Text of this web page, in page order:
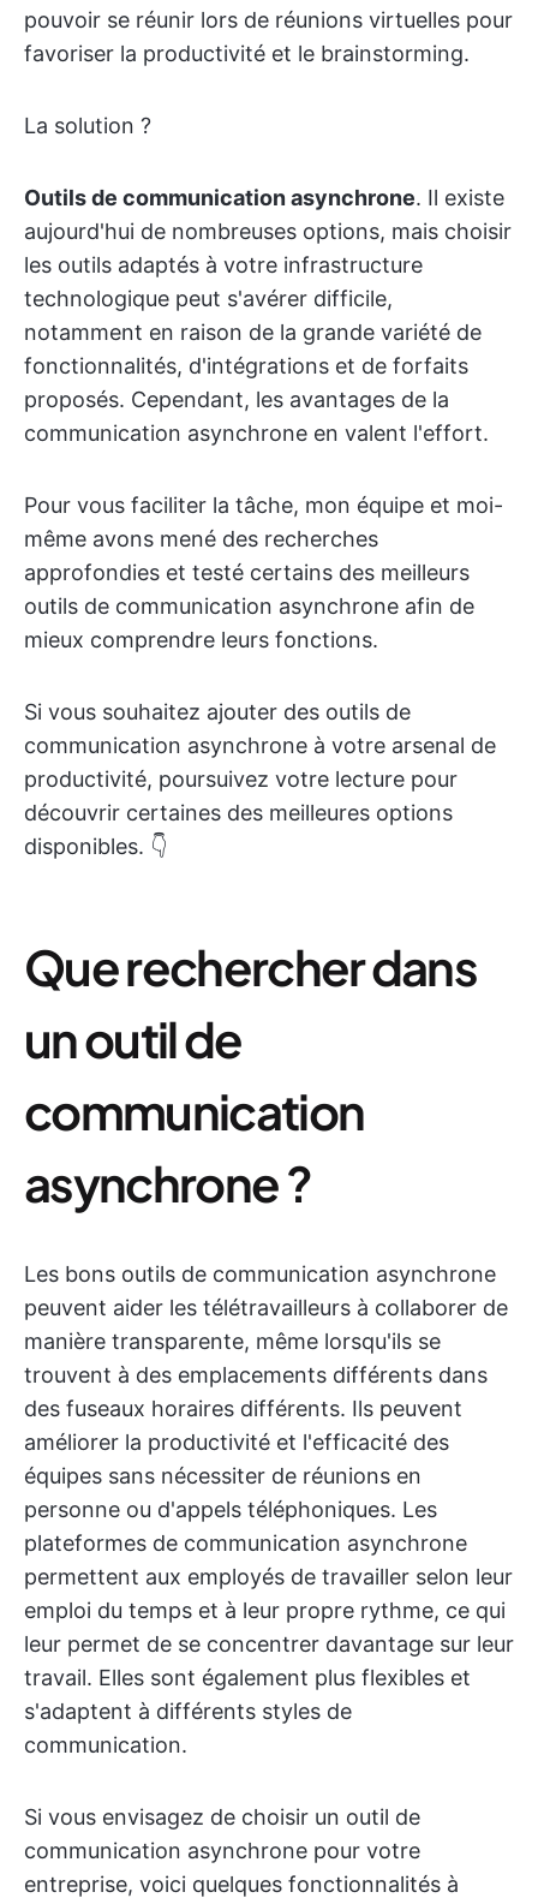
pouvoir se réunir lors de réunions virtuelles pour
favoriser la productivité et le brainstorming.
La solution ?
Outils de communication asynchrone. Il existe
aujourd'hui de nombreuses options, mais choisir
les outils adaptés à votre infrastructure
technologique peut s'avérer difficile,
notamment en raison de la grande variété de
fonctionnalités, d'intégrations et de forfaits
proposés. Cependant, les avantages de la
communication asynchrone en valent l'effort.
Pour vous faciliter la tâche, mon équipe et moi-
même avons mené des recherches
approfondies et testé certains des meilleurs
outils de communication asynchrone afin de
mieux comprendre leurs fonctions.
Si vous souhaitez ajouter des outils de
communication asynchrone à votre arsenal de
productivité, poursuivez votre lecture pour
découvrir certaines des meilleures options
disponibles. 👇
Que rechercher dans
un outil de
communication
asynchrone ?
Les bons outils de communication asynchrone
peuvent aider les télétravailleurs à collaborer de
manière transparente, même lorsqu'ils se
trouvent à des emplacements différents dans
des fuseaux horaires différents. Ils peuvent
améliorer la productivité et l'efficacité des
équipes sans nécessiter de réunions en
personne ou d'appels téléphoniques. Les
plateformes de communication asynchrone
permettent aux employés de travailler selon leur
emploi du temps et à leur propre rythme, ce qui
leur permet de se concentrer davantage sur leur
travail. Elles sont également plus flexibles et
s'adaptent à différents styles de
communication.
Si vous envisagez de choisir un outil de
communication asynchrone pour votre
entreprise, voici quelques fonctionnalités à